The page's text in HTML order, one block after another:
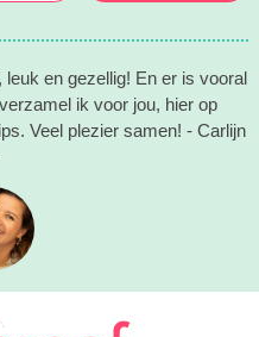
en gezellig! En er is vooral
ik voor jou, hier op
Veel plezier samen! - Carlijn